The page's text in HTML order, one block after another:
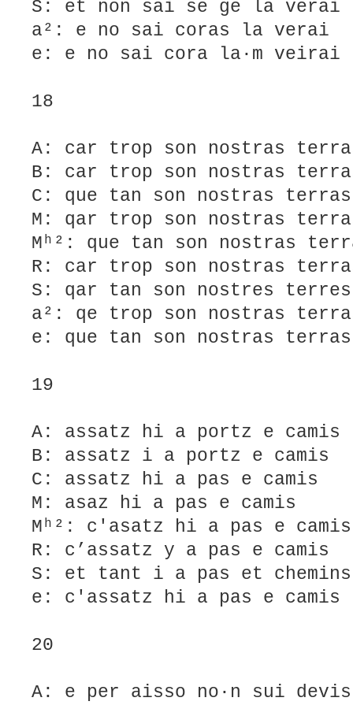
S: et non sai se ge la verai
a²: e no sai coras la verai
e: e no sai cora la·m veirai
18
A: car trop son nostras
B: car trop son nostras
C: que tan son nostras
M: qar trop son nostras
Mʰ²: que tan son nostras
R: car trop son nostras
S: qar tan son nostres
a²: qe trop son nostras
e: que tan son nostras
19
A: assatz hi a portz e camis
B: assatz i a portz e camis
C: assatz hi a pas e camis
M: asaz hi a pas e camis
Mʰ²: c'asatz hi a pas e camis
R: c’assatz y a pas e camis
S: et tant i a pas et chemins
e: c'assatz hi a pas e camis
20
A: e per aisso no·n sui devis